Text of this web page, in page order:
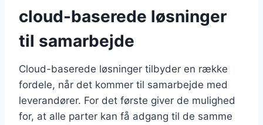
cloud-baserede løsninger
til samarbejde
Cloud-baserede løsninger tilbyder en række
fordele, når det kommer til samarbejde med
leverandører. For det første giver de mulighed
for, at alle parter kan få adgang til de samme